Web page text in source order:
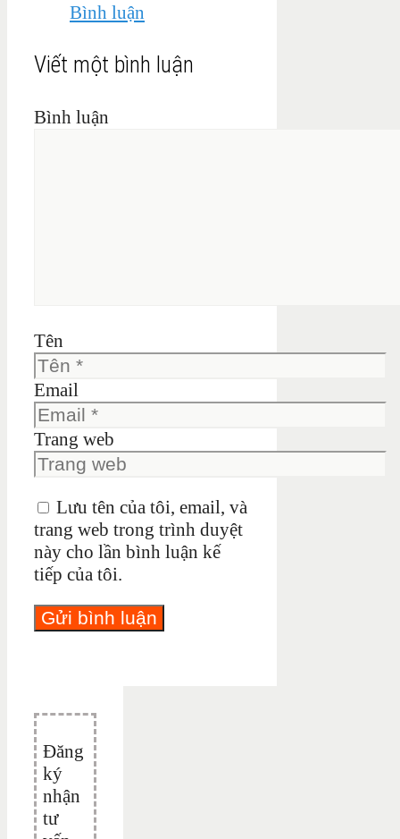
Bình luận
Viết một bình luận
Bình luận
Tên
Email
Trang web
Lưu tên của tôi, email, và
trang web trong trình duyệt
này cho lần bình luận kế
tiếp của tôi.
Đăng
ký
nhận
tư